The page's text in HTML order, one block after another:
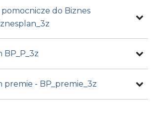
pomocnicze do Biznes
BP_P_3z
premie - BP_premie_3z